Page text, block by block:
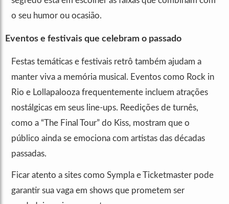
o seu humor ou ocasião.
Eventos e festivais que celebram o passado
Festas temáticas e festivais retrô também ajudam a
manter viva a memória musical. Eventos como Rock in
Rio e Lollapalooza frequentemente incluem atrações
nostálgicas em seus line-ups. Reedições de turnês,
como a “The Final Tour” do Kiss, mostram que o
público ainda se emociona com artistas das décadas
passadas.
Ficar atento a sites como Sympla e Ticketmaster pode
garantir sua vaga em shows que prometem ser